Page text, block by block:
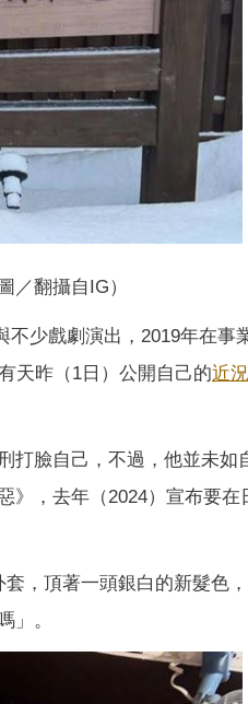
／翻攝自IG）
不少戲劇演出，2019年在事
天昨（1日）公開自己的近況
打臉自己，不過，他並未如
》，去年（2024）宣布要在
，頂著一頭銀白的新髮色
」。